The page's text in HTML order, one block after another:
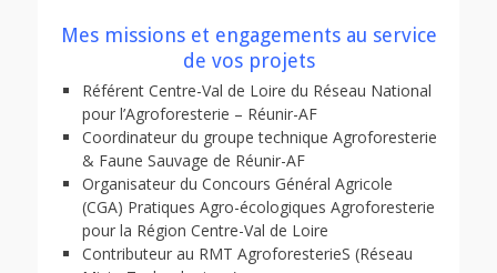
Mes missions et engagements au service
de vos projets
Référent Centre-Val de Loire du Réseau National
pour l’Agroforesterie – Réunir-AF
Coordinateur du groupe technique Agroforesterie
& Faune Sauvage de Réunir-AF
Organisateur du Concours Général Agricole
(CGA) Pratiques Agro-écologiques Agroforesterie
pour la Région Centre-Val de Loire
Contributeur au RMT AgroforesterieS (Réseau